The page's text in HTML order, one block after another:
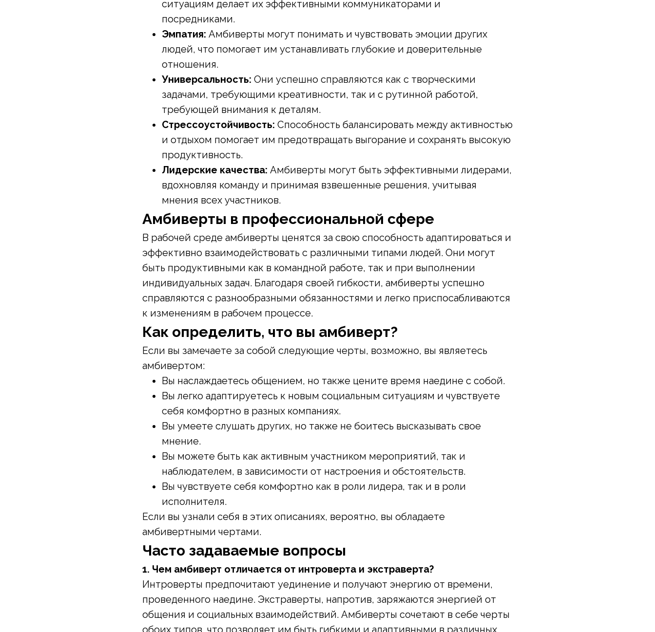
ситуациям делает их эффективными коммуникаторами и
посредниками.
Эмпатия: Амбиверты могут понимать и чувствовать эмоции других
людей, что помогает им устанавливать глубокие и доверительные
отношения.
Универсальность: Они успешно справляются как с творческими
задачами, требующими креативности, так и с рутинной работой,
требующей внимания к деталям.
Стрессоустойчивость: Способность балансировать между активностью
и отдыхом помогает им предотвращать выгорание и сохранять высокую
продуктивность.
Лидерские качества: Амбиверты могут быть эффективными лидерами,
вдохновляя команду и принимая взвешенные решения, учитывая
мнения всех участников.
Амбиверты в профессиональной сфере
В рабочей среде амбиверты ценятся за свою способность адаптироваться и
эффективно взаимодействовать с различными типами людей. Они могут
быть продуктивными как в командной работе, так и при выполнении
индивидуальных задач. Благодаря своей гибкости, амбиверты успешно
справляются с разнообразными обязанностями и легко приспосабливаются
к изменениям в рабочем процессе.
Как определить, что вы амбиверт?
Если вы замечаете за собой следующие черты, возможно, вы являетесь
амбивертом:
Вы наслаждаетесь общением, но также цените время наедине с собой.
Вы легко адаптируетесь к новым социальным ситуациям и чувствуете
себя комфортно в разных компаниях.
Вы умеете слушать других, но также не боитесь высказывать свое
мнение.
Вы можете быть как активным участником мероприятий, так и
наблюдателем, в зависимости от настроения и обстоятельств.
Вы чувствуете себя комфортно как в роли лидера, так и в роли
исполнителя.
Если вы узнали себя в этих описаниях, вероятно, вы обладаете
амбивертными чертами.
Часто задаваемые вопросы
1. Чем амбиверт отличается от интроверта и экстраверта?
Интроверты предпочитают уединение и получают энергию от времени,
проведенного наедине. Экстраверты, напротив, заряжаются энергией от
общения и социальных взаимодействий. Амбиверты сочетают в себе черты
обоих типов, что позволяет им быть гибкими и адаптивными в различных